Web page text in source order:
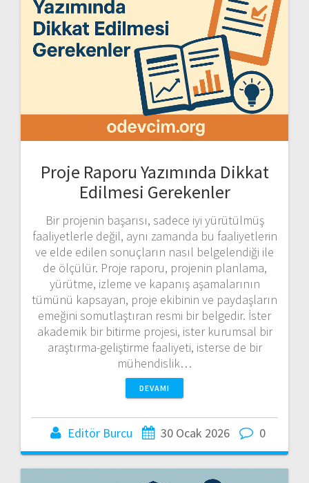
Proje Raporu Yazımında Dikkat
Edilmesi Gerekenler
Bir projenin başarısı, sadece iyi yürütülmüş
faaliyetlerle değil, aynı zamanda bu faaliyetlerin
ve elde edilen sonuçların nasıl belgelendiği ile
de ölçülür. Proje raporu, projenin planlama,
yürütme, izleme ve kapanış aşamalarının
tümünü kapsayan, proje ekibinin ve paydaşların
emeğini somutlaştıran resmi bir belgedir. İster
akademik bir bitirme projesi, ister kurumsal bir
araştırma-geliştirme faaliyeti, isterse de bir
mühendislik…
DEVAMI
Editör Burcu 30 Ocak 2026 0